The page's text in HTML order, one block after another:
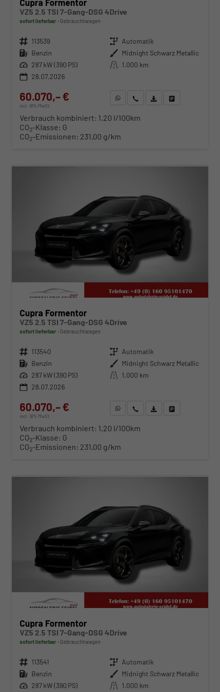
Cupra Formentor
VZ5 2.5 TSI 7-Gang-DSG 4Drive
sofort lieferbar Gebrauchtwagen
Fahrzeugnr. 113539 Getriebe Automatik
Kraftstoff Benzin Außenfarbe Midnight Schwarz Metallic
Leistung 287 kW (390 PS) Kilometerstand 1.000 km
28.07.2026
60.070,– €
incl. 19% MwSt.
WhatsApp anfragen
Wir rufen Sie anFahrzeugexposé (PDF)
Verbrauch kombiniert: 1,20 l/100km
CO2-Klasse: G
CO2-Emissionen: 231,00 g/km
Cupra Formentor
VZ5 2.5 TSI 7-Gang-DSG 4Drive
sofort lieferbar Gebrauchtwagen
Fahrzeugnr. 113540 Getriebe Automatik
Kraftstoff Benzin Außenfarbe Midnight Schwarz Metallic
Leistung 287 kW (390 PS) Kilometerstand 1.000 km
28.07.2026
60.070,– €
incl. 19% MwSt.
WhatsApp anfragen
Wir rufen Sie anFahrzeugexposé (PDF)
Verbrauch kombiniert: 1,20 l/100km
CO2-Klasse: G
CO2-Emissionen: 231,00 g/km
Cupra Formentor
VZ5 2.5 TSI 7-Gang-DSG 4Drive
sofort lieferbar Gebrauchtwagen
Fahrzeugnr. 113541 Getriebe Automatik
Kraftstoff Benzin Außenfarbe Midnight Schwarz Metallic
Leistung 287 kW (390 PS) Kilometerstand 1.000 km